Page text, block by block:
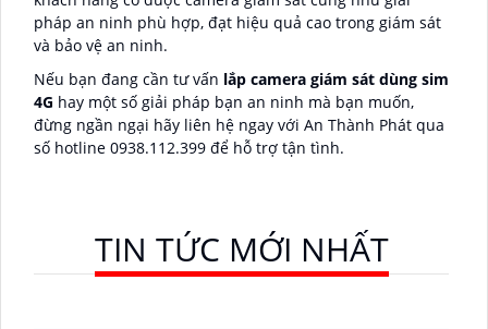
pháp an ninh phù hợp, đạt hiệu quả cao trong giám sát
và bảo vệ an ninh.
Nếu bạn đang cần tư vấn lắp camera giám sát dùng sim
4G hay một số giải pháp bạn an ninh mà bạn muốn,
đừng ngần ngại hãy liên hệ ngay với An Thành Phát qua
số hotline 0938.112.399 để hỗ trợ tận tình.
TIN TỨC MỚI NHẤT